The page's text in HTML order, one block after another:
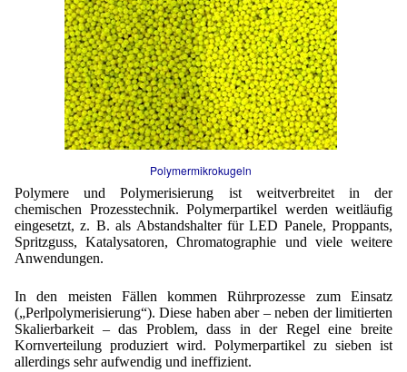
Druckhärtemessung
Ultraschallbäder
Emulgatoren
Geschmacksmaskierung
Instant Kugeln
Katalysatorträger
Keramiken
Keramische Hohlkugeln
Kosmetik
Metalle
Pharmazeutika
Probiotika
Ultra spherical granulation (english)
Ultra spherical granulation (francais)
Des microbilles de granulométrie précise
Runde Sache
Fraunhofer UMSICHT Tage
Probiotics Encapsulation
Powering Green Chemistry with Microspheres and
Microcapsules
Kontakt
Adressen
Kontaktformular
Angebotsanfrage
Bestätigungsseite Anfrage
Suche
Mitgliederseiten
Neu Registrieren
Zusatzinformationen
Passwort vergessen
Login
Neu Registrieren
Polymermikrokugeln
Polymere und Polymerisierung ist weitverbreitet in der
chemischen Prozesstechnik. Polymerpartikel werden weitläufig
eingesetzt, z. B. als Abstandshalter für LED Panele, Proppants,
Spritzguss, Katalysatoren, Chromatographie und viele weitere
Anwendungen.
In den meisten Fällen kommen Rührprozesse zum Einsatz
(„Perlpolymerisierung“). Diese haben aber – neben der limitierten
Skalierbarkeit – das Problem, dass in der Regel eine breite
Kornverteilung produziert wird. Polymerpartikel zu sieben ist
allerdings sehr aufwendig und ineffizient.